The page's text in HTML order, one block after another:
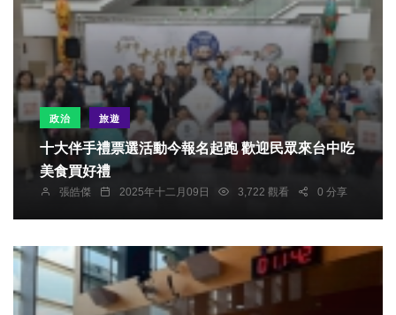
政治 旅遊
十大伴手禮票選活動今報名起跑 歡迎民眾來台中吃
美食買好禮
張皓傑 2025年十二月09日 3,722 觀看 0 分享